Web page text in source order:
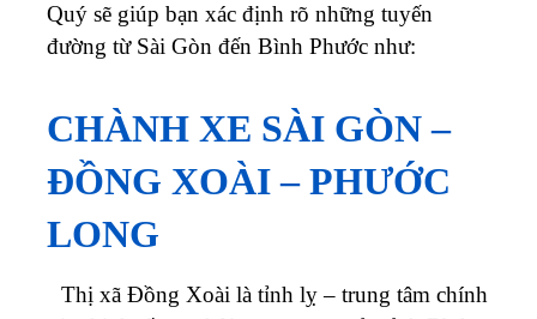
Quý sẽ giúp bạn xác định rõ những tuyến
đường từ Sài Gòn đến Bình Phước như:
CHÀNH XE SÀI GÒN –
ĐỒNG XOÀI – PHƯỚC
LONG
Thị xã Đồng Xoài là tỉnh lỵ – trung tâm chính